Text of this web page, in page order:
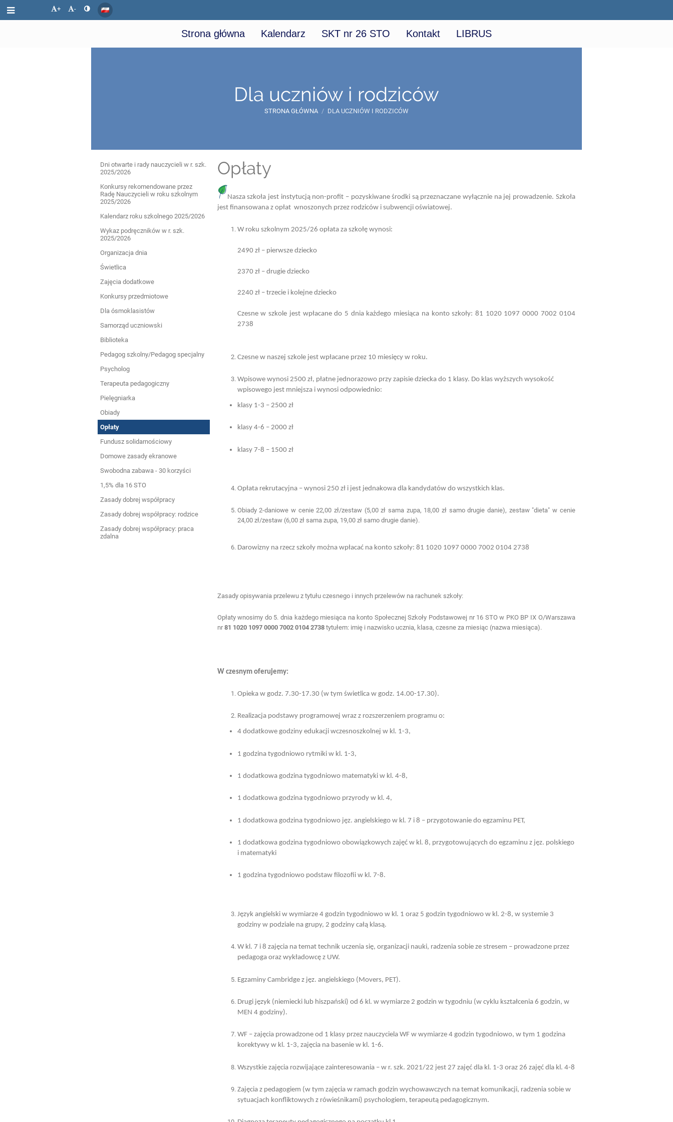
+ -
Strona główna Kalendarz SKT nr 26 STO Kontakt LIBRUS
Dla uczniów i rodziców
STRONA GŁÓWNA / DLA UCZNIÓW I RODZICÓW
Dla
uczniów
i
rodziców
Dni otwarte i rady nauczycieli w r. szk.
2025/2026
Konkursy rekomendowane przez
Radę Nauczycieli w roku szkolnym
2025/2026
Kalendarz roku szkolnego 2025/2026
Wykaz podręczników w r. szk.
2025/2026
Organizacja dnia
Świetlica
Zajęcia dodatkowe
Konkursy przedmiotowe
Dla ósmoklasistów
Samorząd uczniowski
Biblioteka
Pedagog szkolny/Pedagog specjalny
Psycholog
Terapeuta pedagogiczny
Pielęgniarka
Obiady
Opłaty
Fundusz solidarnościowy
Domowe zasady ekranowe
Swobodna zabawa - 30 korzyści
1,5% dla 16 STO
Zasady dobrej współpracy
Zasady dobrej współpracy: rodzice
Zasady dobrej współpracy: praca
zdalna
Opłaty
Nasza szkoła jest instytucją non-profit – pozyskiwane środki są przeznaczane wyłącznie na jej prowadzenie. Szkoła
jest finansowana z opłat wnoszonych przez rodziców i subwencji oświatowej.
W roku szkolnym 2025/26 opłata za szkołę wynosi:
2490 zł – pierwsze dziecko
2370 zł – drugie dziecko
2240 zł – trzecie i kolejne dziecko
Czesne w szkole jest wpłacane do 5 dnia każdego miesiąca na konto szkoły: 81 1020 1097 0000 7002 0104
2738
Czesne w naszej szkole jest wpłacane przez 10 miesięcy w roku.
Wpisowe wynosi 2500 zł, płatne jednorazowo przy zapisie dziecka do 1 klasy. Do klas wyższych wysokość
wpisowego jest mniejsza i wynosi odpowiednio:
klasy 1-3 – 2500 zł
klasy 4-6 – 2000 zł
klasy 7-8 – 1500 zł
Opłata rekrutacyjna – wynosi 250 zł i jest jednakowa dla kandydatów do wszystkich klas.
Obiady 2-daniowe w cenie 22,00 zł/zestaw (5,00 zł sama zupa, 18,00 zł samo drugie danie), zestaw "dieta" w cenie
24,00 zł/zestaw (6,00 zł sama zupa, 19,00 zł samo drugie danie).
Darowizny na rzecz szkoły można wpłacać na konto szkoły: 81 1020 1097 0000 7002 0104 2738
Zasady opisywania przelewu z tytułu czesnego i innych przelewów na rachunek szkoły:
Opłaty wnosimy do 5. dnia każdego miesiąca na konto Społecznej Szkoły Podstawowej nr 16 STO w PKO BP IX O/Warszawa
nr81 1020 1097 0000 7002 0104 2738 tytułem: imię i nazwisko ucznia, klasa, czesne za miesiąc (nazwa miesiąca).
W czesnym oferujemy:
Opieka w godz. 7.30-17.30 (w tym świetlica w godz. 14.00-17.30).
Realizacja podstawy programowej wraz z rozszerzeniem programu o:
4 dodatkowe godziny edukacji wczesnoszkolnej w kl. 1-3,
1 godzina tygodniowo rytmiki w kl. 1-3,
1 dodatkowa godzina tygodniowo matematyki w kl. 4-8,
1 dodatkowa godzina tygodniowo przyrody w kl. 4,
1 dodatkowa godzina tygodniowo jęz. angielskiego w kl. 7 i 8 – przygotowanie do egzaminu PET,
1 dodatkowa godzina tygodniowo obowiązkowych zajęć w kl. 8, przygotowujących do egzaminu z jęz. polskiego
i matematyki
1 godzina tygodniowo podstaw filozofii w kl. 7-8.
Język angielski w wymiarze 4 godzin tygodniowo w kl. 1 oraz 5 godzin tygodniowo w kl. 2-8, w systemie 3
godziny w podziale na grupy, 2 godziny całą klasą.
W kl. 7 i 8 zajęcia na temat technik uczenia się, organizacji nauki, radzenia sobie ze stresem – prowadzone przez
pedagoga oraz wykładowcę z UW.
Egzaminy Cambridge z jęz. angielskiego (Movers, PET).
Drugi język (niemiecki lub hiszpański) od 6 kl. w wymiarze 2 godzin w tygodniu (w cyklu kształcenia 6 godzin, w
MEN 4 godziny).
WF – zajęcia prowadzone od 1 klasy przez nauczyciela WF w wymiarze 4 godzin tygodniowo, w tym 1 godzina
korektywy w kl. 1-3, zajęcia na basenie w kl. 1-6.
Wszystkie zajęcia rozwijające zainteresowania – w r. szk. 2021/22 jest 27 zajęć dla kl. 1-3 oraz 26 zajęć dla kl. 4-8
Zajęcia z pedagogiem (w tym zajęcia w ramach godzin wychowawczych na temat komunikacji, radzenia sobie w
sytuacjach konfliktowych z rówieśnikami) psychologiem, terapeutą pedagogicznym.